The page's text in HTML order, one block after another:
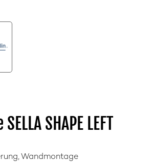
SHAPE LEFT
Wandmontage